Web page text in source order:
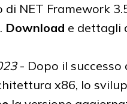
NET Framework
Download e dettagli
- Dopo il successo
x86, lo